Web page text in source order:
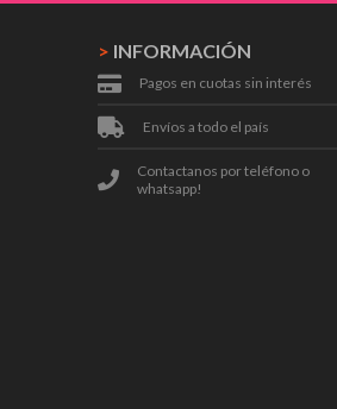
> INFORMACIÓN
Pagos en cuotas sin interés
Envíos a todo el país
Contactanos por teléfono o
whatsapp!